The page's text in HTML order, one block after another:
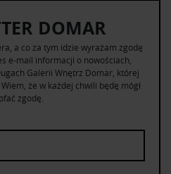
DOMAR
a co za tym idzie wyrażam zgodę
e-mail informacji o nowościach,
Galerii Wnętrz Domar, której
że w każdej chwili będę mógł
zgodę.